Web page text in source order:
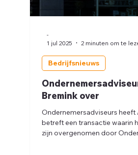
Bremink over
Ondernemersadviseurs heeft
betreft een transactie waarin
zijn overgenomen door
Bedrijfsnieuws
-
1 jul 2025
2 minuten om te